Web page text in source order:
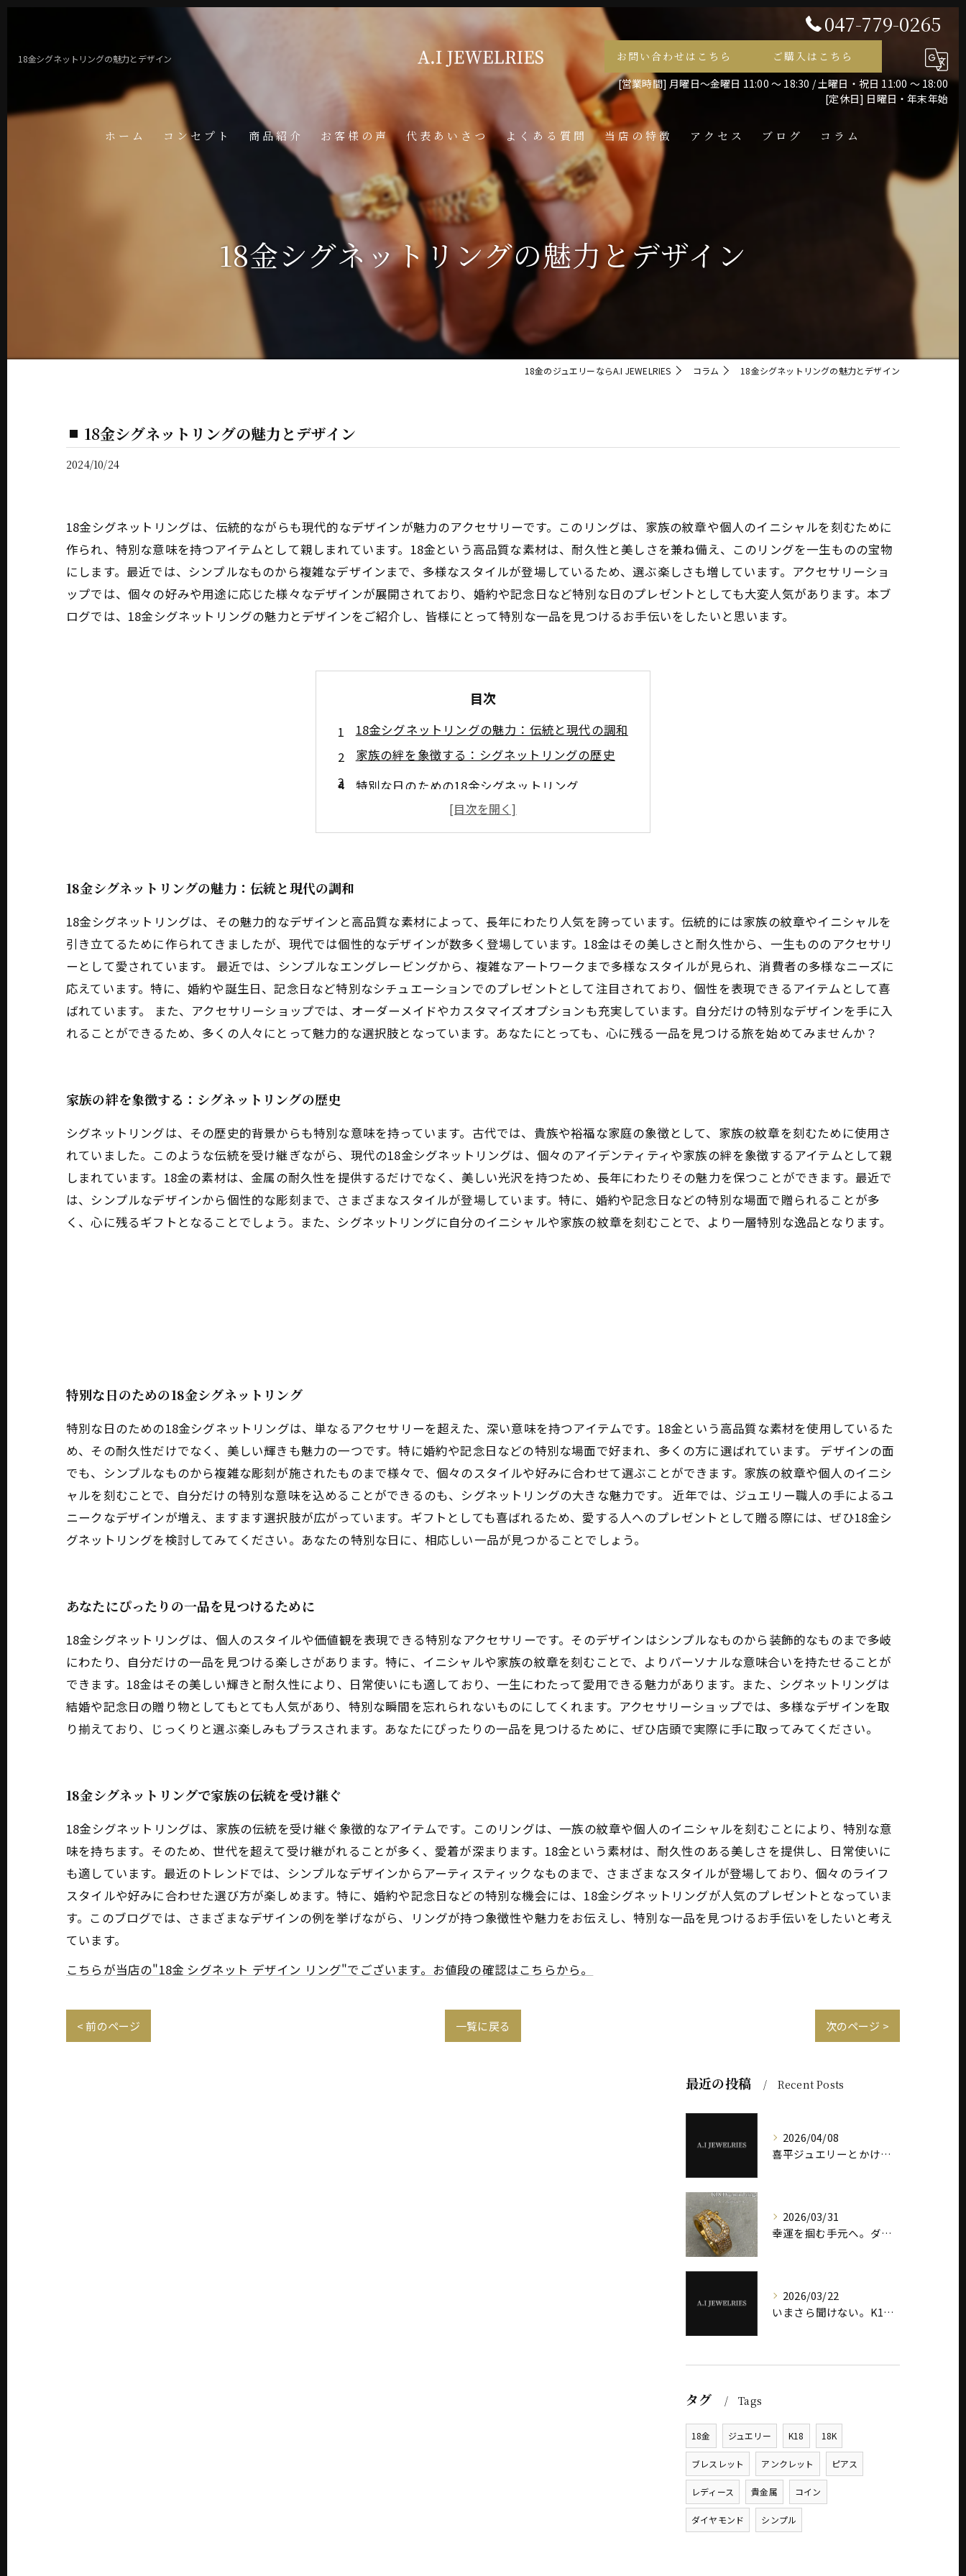
18金シグネットリングの魅力とデザイン
047-779-0265
お問い合わせはこちら
ご購入はこちら
[営業時間] 月曜日～金曜日 11:00 ～ 18:30 / 土曜日・祝日 11:00 ～ 18:00
[定休日] 日曜日・年末年始
ホーム コンセプト 商品紹介 お客様の声 代表あいさつ よくある質問 当店の特徴
喜平
ネックレス
メンズ
ペンダント
アクセス ブログ コラム
18金シグネットリングの魅力とデザイン
18金のジュエリーならA.I JEWELRIES コラム 18金シグネットリングの魅力とデザイン
18金シグネットリングの魅力とデザイン
2024/10/24
18金シグネットリングは、伝統的ながらも現代的なデザインが魅力のアクセサリーです。このリングは、家族の紋章や個人のイニシャルを刻むために
作られ、特別な意味を持つアイテムとして親しまれています。18金という高品質な素材は、耐久性と美しさを兼ね備え、このリングを一生ものの宝物
にします。最近では、シンプルなものから複雑なデザインまで、多様なスタイルが登場しているため、選ぶ楽しさも増しています。アクセサリーショ
ップでは、個々の好みや用途に応じた様々なデザインが展開されており、婚約や記念日など特別な日のプレゼントとしても大変人気があります。本ブ
ログでは、18金シグネットリングの魅力とデザインをご紹介し、皆様にとって特別な一品を見つけるお手伝いをしたいと思います。
目次
18金シグネットリングの魅力：伝統と現代の調和
家族の絆を象徴する：シグネットリングの歴史
特別な日のための18金シグネットリング
あなたにぴったりの一品を見つけるために
18金シグネットリングで家族の伝統を受け継ぐ
18金シグネットリングの魅力：伝統と現代の調和
18金シグネットリングは、その魅力的なデザインと高品質な素材によって、長年にわたり人気を誇っています。伝統的には家族の紋章やイニシャルを
引き立てるために作られてきましたが、現代では個性的なデザインが数多く登場しています。18金はその美しさと耐久性から、一生もののアクセサリ
ーとして愛されています。 最近では、シンプルなエングレービングから、複雑なアートワークまで多様なスタイルが見られ、消費者の多様なニーズに
応えています。特に、婚約や誕生日、記念日など特別なシチュエーションでのプレゼントとして注目されており、個性を表現できるアイテムとして喜
ばれています。 また、アクセサリーショップでは、オーダーメイドやカスタマイズオプションも充実しています。自分だけの特別なデザインを手に入
れることができるため、多くの人々にとって魅力的な選択肢となっています。あなたにとっても、心に残る一品を見つける旅を始めてみませんか？
家族の絆を象徴する：シグネットリングの歴史
シグネットリングは、その歴史的背景からも特別な意味を持っています。古代では、貴族や裕福な家庭の象徴として、家族の紋章を刻むために使用さ
れていました。このような伝統を受け継ぎながら、現代の18金シグネットリングは、個々のアイデンティティや家族の絆を象徴するアイテムとして親
しまれています。18金の素材は、金属の耐久性を提供するだけでなく、美しい光沢を持つため、長年にわたりその魅力を保つことができます。最近で
は、シンプルなデザインから個性的な彫刻まで、さまざまなスタイルが登場しています。特に、婚約や記念日などの特別な場面で贈られることが多
く、心に残るギフトとなることでしょう。また、シグネットリングに自分のイニシャルや家族の紋章を刻むことで、より一層特別な逸品となります。
特別な日のための18金シグネットリング
特別な日のための18金シグネットリングは、単なるアクセサリーを超えた、深い意味を持つアイテムです。18金という高品質な素材を使用しているた
め、その耐久性だけでなく、美しい輝きも魅力の一つです。特に婚約や記念日などの特別な場面で好まれ、多くの方に選ばれています。 デザインの面
でも、シンプルなものから複雑な彫刻が施されたものまで様々で、個々のスタイルや好みに合わせて選ぶことができます。家族の紋章や個人のイニシ
ャルを刻むことで、自分だけの特別な意味を込めることができるのも、シグネットリングの大きな魅力です。 近年では、ジュエリー職人の手によるユ
ニークなデザインが増え、ますます選択肢が広がっています。ギフトとしても喜ばれるため、愛する人へのプレゼントとして贈る際には、ぜひ18金シ
グネットリングを検討してみてください。あなたの特別な日に、相応しい一品が見つかることでしょう。
あなたにぴったりの一品を見つけるために
18金シグネットリングは、個人のスタイルや価値観を表現できる特別なアクセサリーです。そのデザインはシンプルなものから装飾的なものまで多岐
にわたり、自分だけの一品を見つける楽しさがあります。特に、イニシャルや家族の紋章を刻むことで、よりパーソナルな意味合いを持たせることが
できます。18金はその美しい輝きと耐久性により、日常使いにも適しており、一生にわたって愛用できる魅力があります。また、シグネットリングは
結婚や記念日の贈り物としてもとても人気があり、特別な瞬間を忘れられないものにしてくれます。アクセサリーショップでは、多様なデザインを取
り揃えており、じっくりと選ぶ楽しみもプラスされます。あなたにぴったりの一品を見つけるために、ぜひ店頭で実際に手に取ってみてください。
18金シグネットリングで家族の伝統を受け継ぐ
18金シグネットリングは、家族の伝統を受け継ぐ象徴的なアイテムです。このリングは、一族の紋章や個人のイニシャルを刻むことにより、特別な意
味を持ちます。そのため、世代を超えて受け継がれることが多く、愛着が深まります。18金という素材は、耐久性のある美しさを提供し、日常使いに
も適しています。最近のトレンドでは、シンプルなデザインからアーティスティックなものまで、さまざまなスタイルが登場しており、個々のライフ
スタイルや好みに合わせた選び方が楽しめます。特に、婚約や記念日などの特別な機会には、18金シグネットリングが人気のプレゼントとなっていま
す。このブログでは、さまざまなデザインの例を挙げながら、リングが持つ象徴性や魅力をお伝えし、特別な一品を見つけるお手伝いをしたいと考え
ています。
こちらが当店の"18金 シグネット デザイン リング"でございます。お値段の確認はこちらから。
< 前のページ 一覧に戻る 次のページ >
最近の投稿 Recent Posts
2026/04/08
喜平ジュエリーとかけまして、税金とときます。 その心は――“重さ”が価値を決めます。
2026/03/31
幸運を掴む手元へ。ダイヤモンド ホースシューリング ― K18とプラチナ900で選ぶ、意味と輝き ―
2026/03/22
いまさら聞けない。K18とK24の違いとは？ ― ゴールドジュエリー選びで失敗しない基礎知識 ―
タグ Tags
18金 ジュエリー K18 18K
ブレスレット アンクレット ピアス
レディース 貴金属 コイン
ダイヤモンド シンプル